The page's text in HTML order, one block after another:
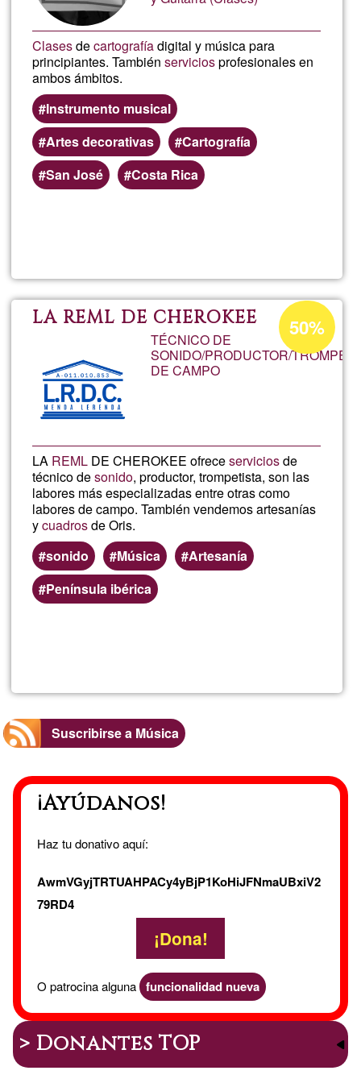
Clasesdecartografíadigital y música para
principiantes. Tambiénserviciosprofesionales en
ambos ámbitos.
Instrumento musical
Artes decorativas
Cartografía
San José
Costa Rica
LA REML DE CHEROKEE
TÉCNICO DE
SONIDO/PRODUCTOR/
DE CAMPO
LA REML DE CHEROKEE ofreceserviciosde
técnico desonido, productor, trompetista, son las
labores más especializadas entre otras como
labores de campo. También vendemos artesanías
ycuadrosde Oris.
sonido
Música
Artesanía
Península ibérica
Porcentaje
de
aceptación
50%
LA
Suscribirse a Música
¡Ayúdanos!
Haz tu donativo aquí:
AwmVGyjTRTUAHPACy4yBjP1KoHiJFNmaUBxiV2
79RD4
¡Dona!
O patrocina alguna funcionalidad nueva
> Donantes TOP